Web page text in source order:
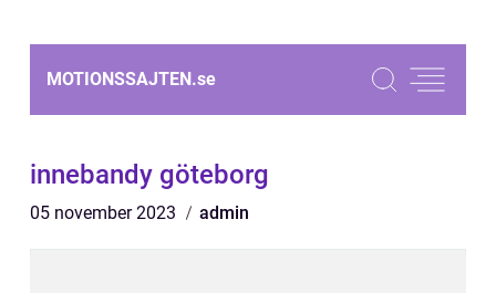
MOTIONSSAJTEN.se
innebandy göteborg
05 november 2023 admin